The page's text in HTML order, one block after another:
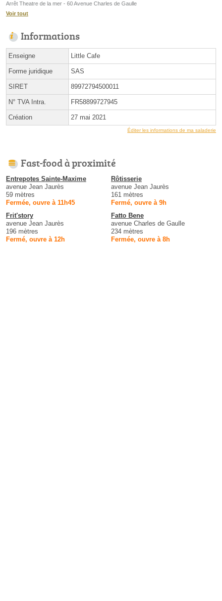
Arrêt Theatre de la mer - 60 Avenue Charles de Gaulle
Voir tout
Informations
Enseigne Little Cafe
Forme juridique SAS
SIRET 89972794500011
N° TVA Intra. FR58899727945
Création 27 mai 2021
Éditer les informations de ma saladerie
Fast-food à proximité
Entrepotes Sainte-Maxime
avenue Jean Jaurès
59 mètres
Fermée, ouvre à 11h45
Rôtisserie
avenue Jean Jaurès
161 mètres
Fermé, ouvre à 9h
Frit'story
avenue Jean Jaurès
196 mètres
Fermé, ouvre à 12h
Fatto Bene
avenue Charles de Gaulle
234 mètres
Fermée, ouvre à 8h